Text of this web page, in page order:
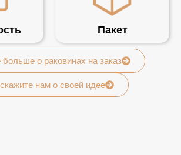
Пакет
больше о раковинах на заказ
нам о своей идее